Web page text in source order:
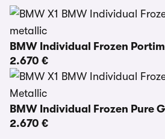
BMW Individual Frozen
2.670 €
BMW Individual Frozen Pure
2.670 €